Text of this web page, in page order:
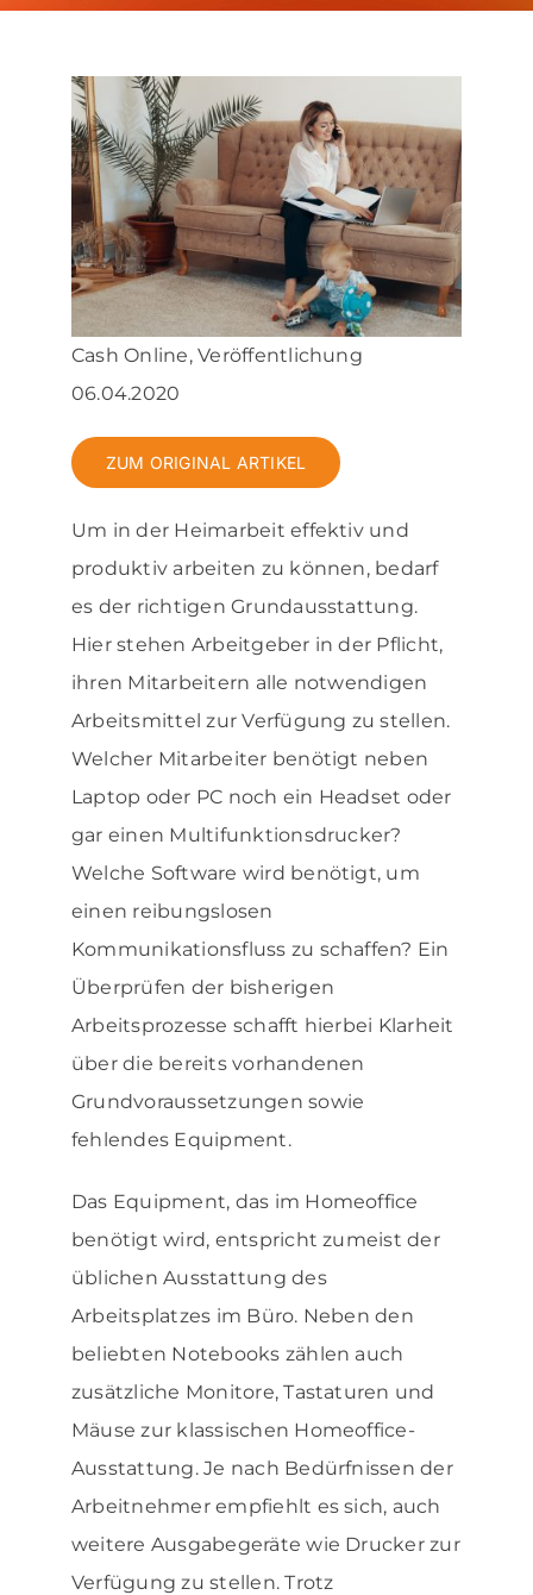
News & Blog
Kontakt
Cash Online, Veröffentlichung
06.04.2020
ZUM ORIGINAL ARTIKEL
Um in der Heimarbeit effektiv und
produktiv arbeiten zu können, bedarf
es der richtigen Grundausstattung.
Hier stehen Arbeitgeber in der Pflicht,
ihren Mitarbeitern alle notwendigen
Arbeitsmittel zur Verfügung zu stellen.
Welcher Mitarbeiter benötigt neben
Laptop oder PC noch ein Headset oder
gar einen Multifunktionsdrucker?
Welche Software wird benötigt, um
einen reibungslosen
Kommunikationsfluss zu schaffen? Ein
Überprüfen der bisherigen
Arbeitsprozesse schafft hierbei Klarheit
über die bereits vorhandenen
Grundvoraussetzungen sowie
fehlendes Equipment.
Das Equipment, das im Homeoffice
benötigt wird, entspricht zumeist der
üblichen Ausstattung des
Arbeitsplatzes im Büro. Neben den
beliebten Notebooks zählen auch
zusätzliche Monitore, Tastaturen und
Mäuse zur klassischen Homeoffice-
Ausstattung. Je nach Bedürfnissen der
Arbeitnehmer empfiehlt es sich, auch
weitere Ausgabegeräte wie Drucker zur
Verfügung zu stellen. Trotz